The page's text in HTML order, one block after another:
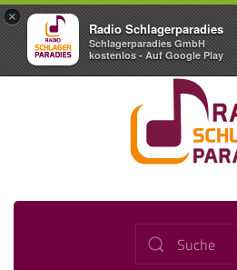
×
Radio Schlagerparadies
Schlagerparadies GmbH
kostenlos - Auf Google Play